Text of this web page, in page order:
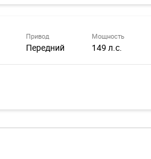
Привод
Передний
Мощность
149 л.с.